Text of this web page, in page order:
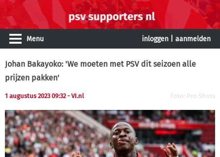
Menu inloggen aanmelden
Johan Bakayoko: 'We moeten met PSV dit seizoen alle
prijzen pakken'
1 augustus 2023 09:32- VI.nl Foto: Pro Shots